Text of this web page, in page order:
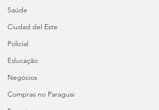
Saúde
Ciudad del Este
Policial
Educação
Negócios
Compras no Paraguai